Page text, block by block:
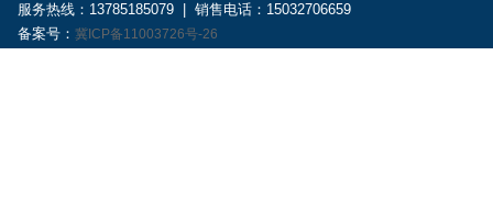
服务热线：13785185079 | 销售电话：15032706659
备案号： 冀ICP备11003726号-26